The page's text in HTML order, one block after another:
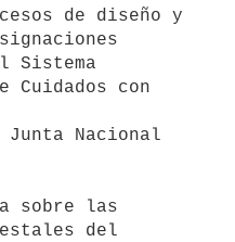
de diseño y
Cuidados con
sobre las
del